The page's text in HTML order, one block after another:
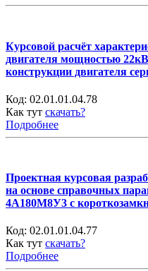
Курсовой расчёт
двигателя мощностью
конструкции двигателя
Код: 02.01.01.04.78
Как тут скачать?
Подробнее
Проектная курсовая
на основе справочных
4А180М8У3 с
Код: 02.01.01.04.77
Как тут скачать?
Подробнее